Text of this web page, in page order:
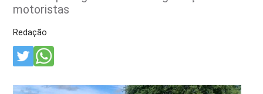
motoristas
Redação